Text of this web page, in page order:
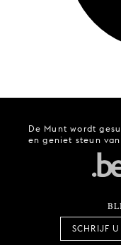
De Munt wordt
en geniet steun
SCHRIJF